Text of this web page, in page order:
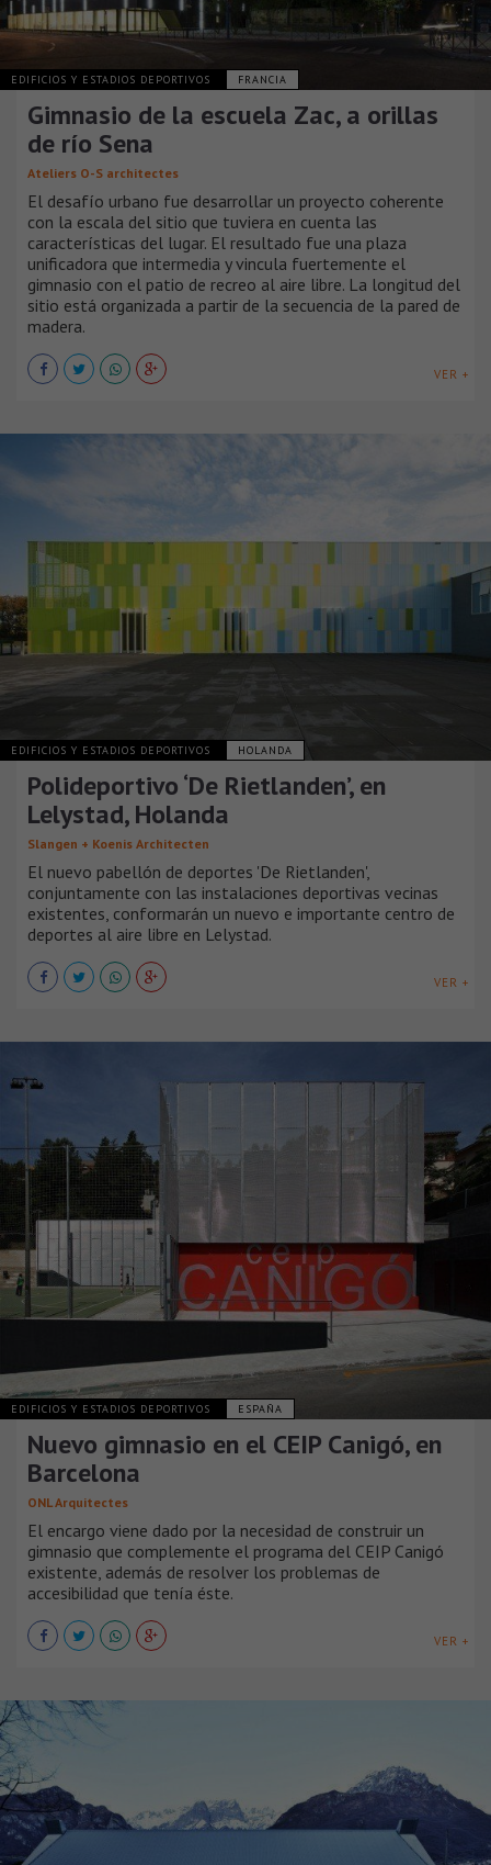
EDIFICIOS Y ESTADIOS DEPORTIVOS FRANCIA
Gimnasio de la escuela Zac, a orillas
de río Sena
Ateliers O-S architectes
El desafío urbano fue desarrollar un proyecto coherente
con la escala del sitio que tuviera en cuenta las
características del lugar. El resultado fue una plaza
unificadora que intermedia y vincula fuertemente el
gimnasio con el patio de recreo al aire libre. La longitud del
sitio está organizada a partir de la secuencia de la pared de
madera.
VER +
EDIFICIOS Y ESTADIOS DEPORTIVOS HOLANDA
Polideportivo ‘De Rietlanden’, en
Lelystad, Holanda
Slangen + Koenis Architecten
El nuevo pabellón de deportes 'De Rietlanden',
conjuntamente con las instalaciones deportivas vecinas
existentes, conformarán un nuevo e importante centro de
deportes al aire libre en Lelystad.
VER +
EDIFICIOS Y ESTADIOS DEPORTIVOS ESPAÑA
Nuevo gimnasio en el CEIP Canigó, en
Barcelona
ONL Arquitectes
El encargo viene dado por la necesidad de construir un
gimnasio que complemente el programa del CEIP Canigó
existente, además de resolver los problemas de
accesibilidad que tenía éste.
VER +